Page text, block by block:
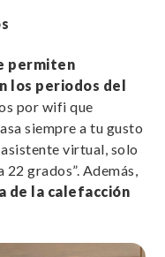
permiten
los periodos del
por wifi que
siempre a tu gusto
virtual, solo
grados”. Además,
de la calefacción